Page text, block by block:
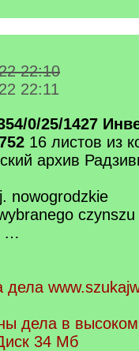
22:10
22:11
0/25/1427
16 листов из
архив
nowogrodzkie
…
дела
дела в
34 Мб